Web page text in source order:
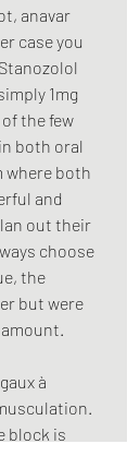
anavar
case you
1mg
the few
both oral
where both
and
out their
choose
the
but were
à
block is